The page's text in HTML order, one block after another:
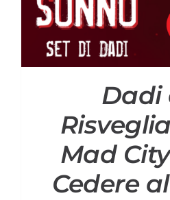
Dadi
Mad
Cedere